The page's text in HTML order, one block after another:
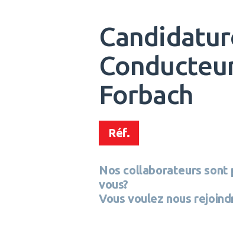
Forbach
Réf.
Nos collaborateurs sont
vous?
Vous voulez nous